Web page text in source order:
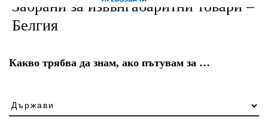
Бг
Забрани за извънгабаритни товари –
Белгия
Какво трябва да знам, ако пътувам за …
Какво
трябва